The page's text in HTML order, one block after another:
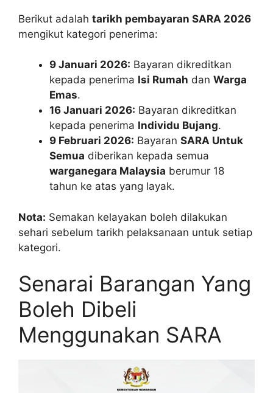
Berikut adalah tarikh pembayaran SARA 2026
mengikut kategori penerima:
9 Januari 2026: Bayaran dikreditkan
kepada penerima Isi Rumah dan Warga
Emas.
16 Januari 2026: Bayaran dikreditkan
kepada penerima Individu Bujang.
9 Februari 2026: Bayaran SARA Untuk
Semua diberikan kepada semua
warganegara Malaysia berumur 18
tahun ke atas yang layak.
Nota: Semakan kelayakan boleh dilakukan
sehari sebelum tarikh pelaksanaan untuk setiap
kategori.
Senarai Barangan Yang
Boleh Dibeli
Menggunakan SARA